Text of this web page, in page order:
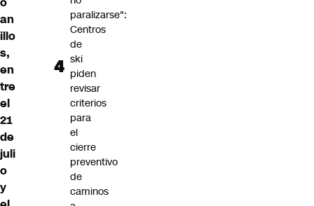
an
illo
s,
en
tre
el
21
de
juli
o
y
paralizarse":
Centros
de
ski
piden
revisar
criterios
para
el
cierre
preventivo
de
caminos